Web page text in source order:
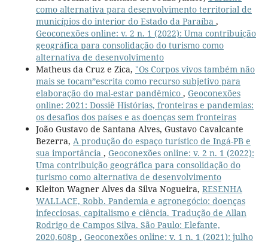
como alternativa para desenvolvimento territorial de
municípios do interior do Estado da Paraíba ,
Geoconexões online: v. 2 n. 1 (2022): Uma contribuição
geográfica para consolidação do turismo como
alternativa de desenvolvimento
Matheus da Cruz e Zica, "Os Corpos vivos também não
mais se tocam”escrita como recurso subjetivo para
elaboração do mal-estar pandêmico , Geoconexões
online: 2021: Dossiê Histórias, fronteiras e pandemias:
os desafios dos países e as doenças sem fronteiras
João Gustavo de Santana Alves, Gustavo Cavalcante
Bezerra, A produção do espaço turístico de Ingá-PB e
sua importância , Geoconexões online: v. 2 n. 1 (2022):
Uma contribuição geográfica para consolidação do
turismo como alternativa de desenvolvimento
Kleiton Wagner Alves da Silva Nogueira, RESENHA
WALLACE, Robb. Pandemia e agronegócio: doenças
infecciosas, capitalismo e ciência. Tradução de Allan
Rodrigo de Campos Silva. São Paulo: Elefante,
2020,608p , Geoconexões online: v. 1 n. 1 (2021): julho